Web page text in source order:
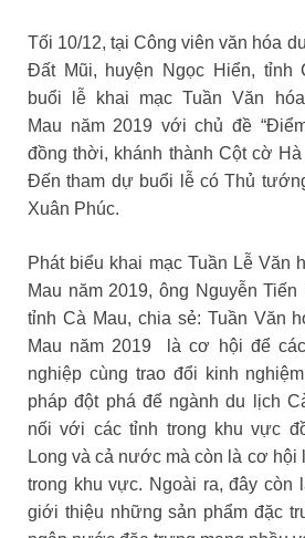
Tối 10/12, tại Công viên văn hóa
Đất Mũi, huyện Ngọc Hiển, tỉnh
buổi lễ khai mạc Tuần Văn
Mau năm 2019 với chủ đề
đồng thời, khánh thành Cột cờ
Đến tham dự buổi lễ có Thủ
Xuân Phúc.
Phát biểu khai mạc Tuần Lễ Văn
Mau năm 2019, ông Nguyễn
tỉnh Cà Mau, chia sẻ: Tuần Văn
Mau năm 2019 là cơ hội để
nghiệp cùng trao đổi kinh
pháp đột phá để ngành du lịch
nối với các tỉnh trong khu vực
Long và cả nước mà còn là cơ
trong khu vực. Ngoài ra, đây còn
giới thiệu những sản phẩm đặc